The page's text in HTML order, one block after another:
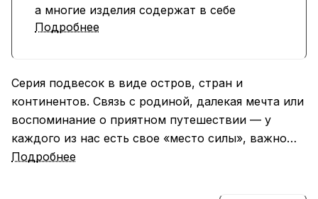
а многие изделия содержат в себе
скрытые послания.
Подробнее
Серия подвесок в виде остров, стран и
континентов. Связь с родиной, далекая мечта или
воспоминание о приятном путешествии — у
каждого из нас есть свое «место силы», важно
помнить, что оно существует и всегда ждёт
Подробнее